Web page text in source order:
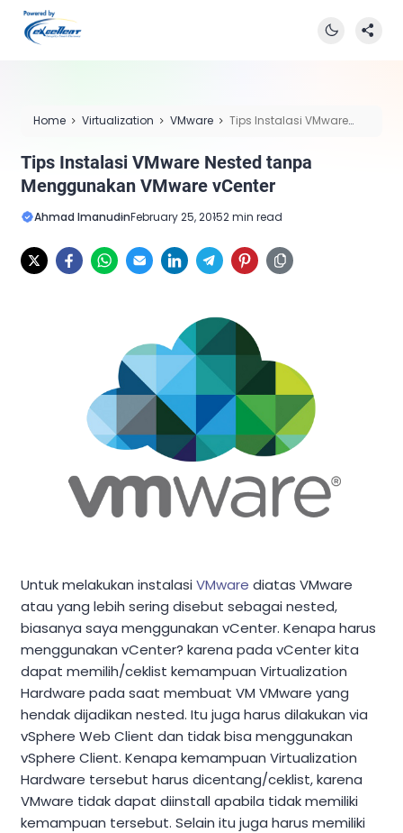
Home Virtualization VMware
Tips Instalasi VMware
Tips Instalasi VMware Nested tanpa
Menggunakan VMware vCenter
Ahmad ImanudinFebruary 25, 20152 min read
Untuk melakukan instalasiVMware diatas VMware
atau yang lebih sering disebut sebagai nested,
biasanya saya menggunakan vCenter. Kenapa harus
menggunakan vCenter? karena pada vCenter kita
dapat memilih/ceklist kemampuan Virtualization
Hardware pada saat membuat VM VMware yang
hendak dijadikan nested. Itu juga harus dilakukan via
vSphere Web Client dan tidak bisa menggunakan
vSphere Client. Kenapa kemampuan Virtualization
Hardware tersebut harus dicentang/ceklist, karena
VMware tidak dapat diinstall apabila tidak memiliki
kemampuan tersebut. Selain itu juga harus memiliki